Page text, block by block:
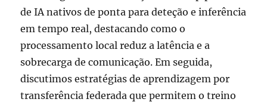
de IA nativos de ponta para deteção e inferência
em tempo real, destacando como o
processamento local reduz a latência e a
sobrecarga de comunicação. Em seguida,
discutimos estratégias de aprendizagem por
transferência federada que permitem o treino